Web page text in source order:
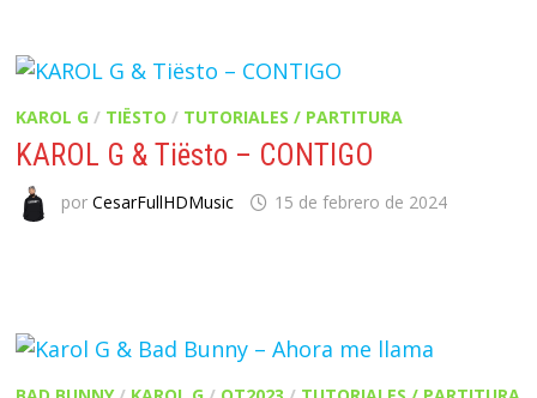
KAROL G / TIËSTO / TUTORIALES / PARTITURA
KAROL G & Tiësto – CONTIGO
porCesarFullHDMusic 15 de febrero de 2024